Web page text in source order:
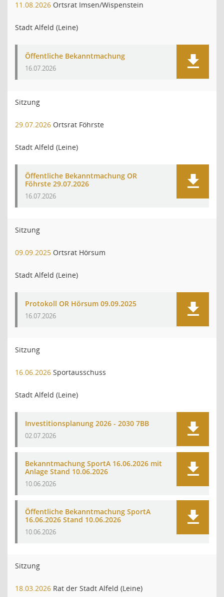
11.08.2026 Ortsrat Imsen/Wispenstein
Stadt Alfeld (Leine)
Öffentliche Bekanntmachung
16.07.2026
Sitzung
29.07.2026 Ortsrat Föhrste
Stadt Alfeld (Leine)
Öffentliche Bekanntmachung OR
Föhrste 29.07.2026
16.07.2026
Sitzung
09.09.2025 Ortsrat Hörsum
Stadt Alfeld (Leine)
Protokoll OR Hörsum 09.09.2025
16.07.2026
Sitzung
16.06.2026 Sportausschuss
Stadt Alfeld (Leine)
Investitionsplanung 2026 - 2030 7BB
02.07.2026
Bekanntmachung SportA 16.06.2026 mit
Anlage Stand 10.06.2026
10.06.2026
Öffentliche Bekanntmachung SportA
16.06.2026 Stand 10.06.2026
10.06.2026
Sitzung
18.03.2026 Rat der Stadt Alfeld (Leine)